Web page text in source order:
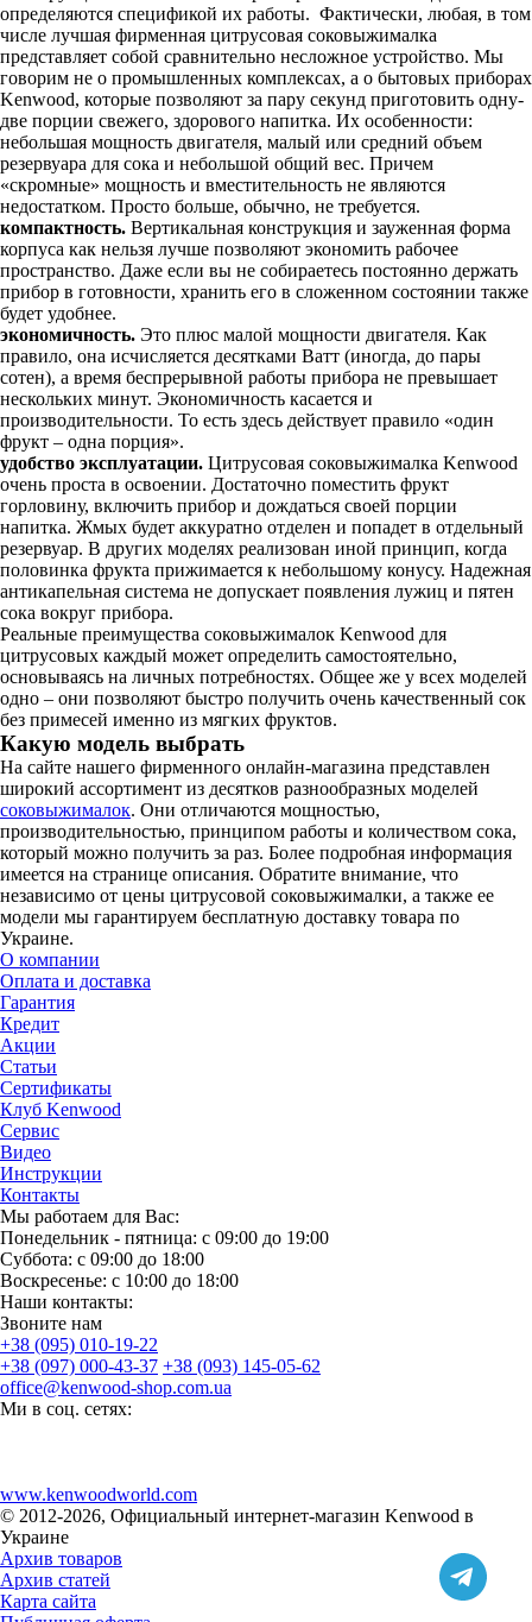
определяются спецификой их работы. Фактически, любая, в том
числе лучшая фирменная цитрусовая соковыжималка
представляет собой сравнительно несложное устройство. Мы
говорим не о промышленных комплексах, а о бытовых приборах
Kenwood, которые позволяют за пару секунд приготовить одну-
две порции свежего, здорового напитка. Их особенности:
небольшая мощность двигателя, малый или средний объем
резервуара для сока и небольшой общий вес. Причем
«скромные» мощность и вместительность не являются
недостатком. Просто больше, обычно, не требуется.
компактность. Вертикальная конструкция и зауженная форма
корпуса как нельзя лучше позволяют экономить рабочее
пространство. Даже если вы не собираетесь постоянно держать
прибор в готовности, хранить его в сложенном состоянии также
будет удобнее.
экономичность. Это плюс малой мощности двигателя. Как
правило, она исчисляется десятками Ватт (иногда, до пары
сотен), а время беспрерывной работы прибора не превышает
нескольких минут. Экономичность касается и
производительности. То есть здесь действует правило «один
фрукт – одна порция».
удобство эксплуатации. Цитрусовая соковыжималка Kenwood
очень проста в освоении. Достаточно поместить фрукт
горловину, включить прибор и дождаться своей порции
напитка. Жмых будет аккуратно отделен и попадет в отдельный
резервуар. В других моделях реализован иной принцип, когда
половинка фрукта прижимается к небольшому конусу. Надежная
антикапельная система не допускает появления лужиц и пятен
сока вокруг прибора.
Реальные преимущества соковыжималок Kenwood для
цитрусовых каждый может определить самостоятельно,
основываясь на личных потребностях. Общее же у всех моделей
одно – они позволяют быстро получить очень качественный сок
без примесей именно из мягких фруктов.
Какую модель выбрать
На сайте нашего фирменного онлайн-магазина представлен
широкий ассортимент из десятков разнообразных моделей
соковыжималок. Они отличаются мощностью,
производительностью, принципом работы и количеством сока,
который можно получить за раз. Более подробная информация
имеется на странице описания. Обратите внимание, что
независимо от цены цитрусовой соковыжималки, а также ее
модели мы гарантируем бесплатную доставку товара по
Украине.
О компании
Оплата и доставка
Гарантия
Кредит
Акции
Статьи
Сертификаты
Клуб Kenwood
Сервис
Видео
Инструкции
Контакты
Мы работаем для Вас:
Понедельник - пятница: с 09:00 до 19:00
Суббота: с 09:00 до 18:00
Воскресенье: с 10:00 до 18:00
Наши контакты:
Звоните нам
+38 (095) 010-19-22
+38 (097) 000-43-37 +38 (093) 145-05-62
office@kenwood-shop.com.ua
Ми в соц. сетях:
www.kenwoodworld.com
© 2012-2026, Официальный интернет-магазин Kenwood в
Украине
Архив товаров
Архив статей
Карта сайта